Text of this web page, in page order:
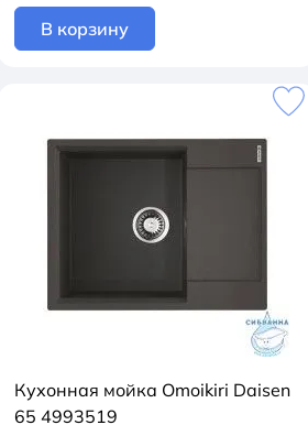
В корзину
Кухонная мойка Omoikiri Daisen
65 4993519